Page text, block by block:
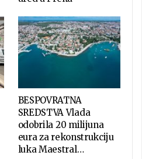
BESPOVRATNA
SREDSTVA Vlada
odobrila 20 milijuna
eura za rekonstrukciju
luka Maestral…